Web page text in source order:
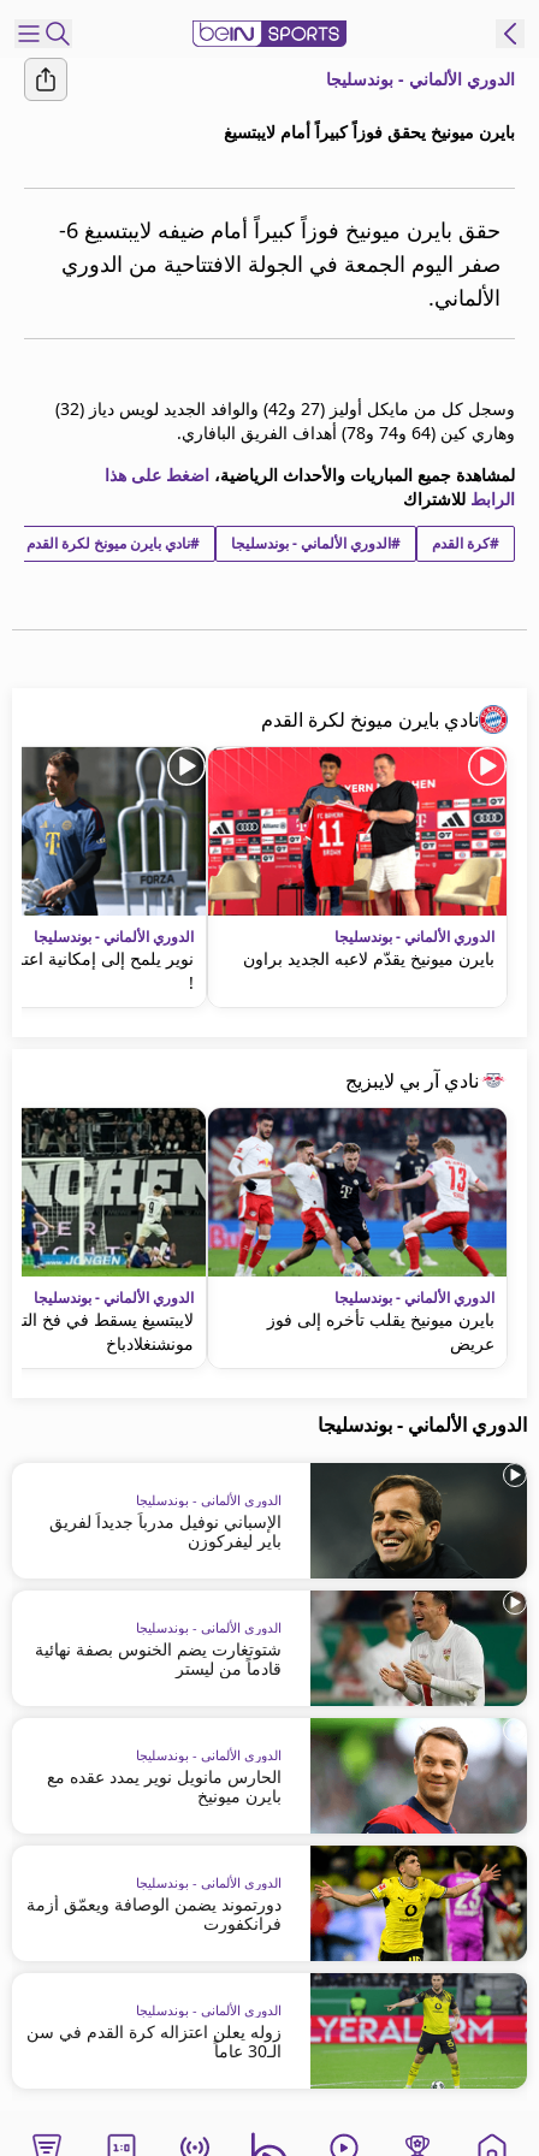
النسخة
MENA
إدارة
قائمة
النشرة
الإخبارية
اتصل بنا
beIN CONNECT
beIN MEDIA GROUP
معلومات عن هذا الموقع
الدوري الألماني - بوندسليجا
بايرن ميونيخ يحقق فوزاً كبيراً أمام لايبتسيغ
حقق بايرن ميونيخ فوزاً كبيراً أمام ضيفه لايبتسيغ 6-
صفر اليوم الجمعة في الجولة الافتتاحية من الدوري
الألماني.
وسجل كل من مايكل أوليز (27 و42) والوافد الجديد لويس دياز (32)
وهاري كين (64 و74 و78) أهداف الفريق البافاري.
لمشاهدة جميع المباريات والأحداث الرياضية، اضغط على هذا
الرابط للاشتراك
#كرة القدم #الدوري الألماني - بوندسليجا #نادي بايرن ميونخ لكرة القدم
نادي بايرن ميونخ لكرة القدم
الدوري الألماني - بوندسليجا
بايرن ميونيخ يقدّم لاعبه الجديد براون
الدوري الألماني - بوندسليجا
نوير يلمح إلى إمكانية
!
نادي آر بي لايبزيج
الدوري الألماني - بوندسليجا
بايرن ميونيخ يقلب تأخره إلى فوز
عريض
الدوري الألماني - بوندسليجا
لايبتسيغ يسقط في فخ
مونشنغلادباخ
الدوري الألماني - بوندسليجا
الدوري الألماني - بوندسليجا
الإسباني نوفيل مدرباً جديداً لفريق
باير ليفركوزن
الدوري الألماني - بوندسليجا
شتوتغارت يضم الخنوس بصفة نهائية
قادماً من ليستر
الدوري الألماني - بوندسليجا
الحارس مانويل نوير يمدد عقده مع
بايرن ميونيخ
الدوري الألماني - بوندسليجا
دورتموند يضمن الوصافة ويعمّق أزمة
فرانكفورت
الدوري الألماني - بوندسليجا
زوله يعلن اعتزاله كرة القدم في سن
الـ30 عاماً